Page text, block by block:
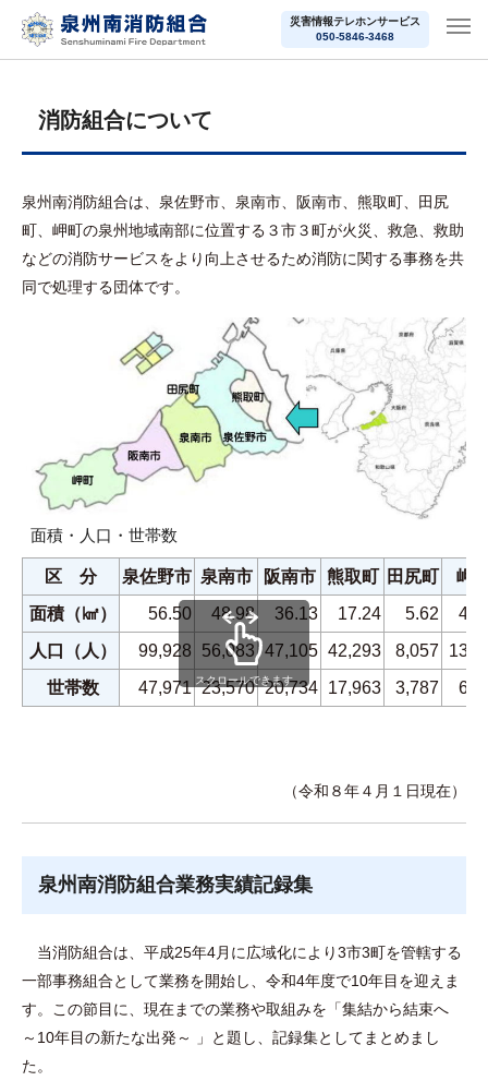
災害情報テレホンサービス
050-5846-3468
消防組合について
泉州南消防組合は、泉佐野市、泉南市、阪南市、熊取町、田尻
町、岬町の泉州地域南部に位置する３市３町が火災、救急、救助
などの消防サービスをより向上させるため消防に関する事務を共
同で処理する団体です。
面積・人口・世帯数
区 分 泉佐野市 泉南市 阪南市 熊取町 田尻町
岬
面積（㎢）
56.50 48.98 36.13 17.24 5.62
人口（人）
99,928 56,083 47,105 42,293 8,057
世帯数
47,971 23,570 20,734 17,963 3,787
スクロールできます
（令和８年４月１日現在）
泉州南消防組合業務実績記録集
当消防組合は、平成25年4月に広域化により3市3町を管轄する
一部事務組合として業務を開始し、令和4年度で10年目を迎えま
す。この節目に、現在までの業務や取組みを「集結から結束へ
～10年目の新たな出発～ 」と題し、記録集としてまとめまし
た。